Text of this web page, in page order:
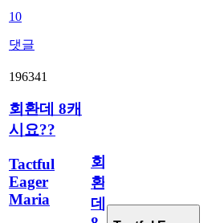
10
댓글
196341
회환데 8캐
시요??
Tactful
Eager
Maria
회
환
데